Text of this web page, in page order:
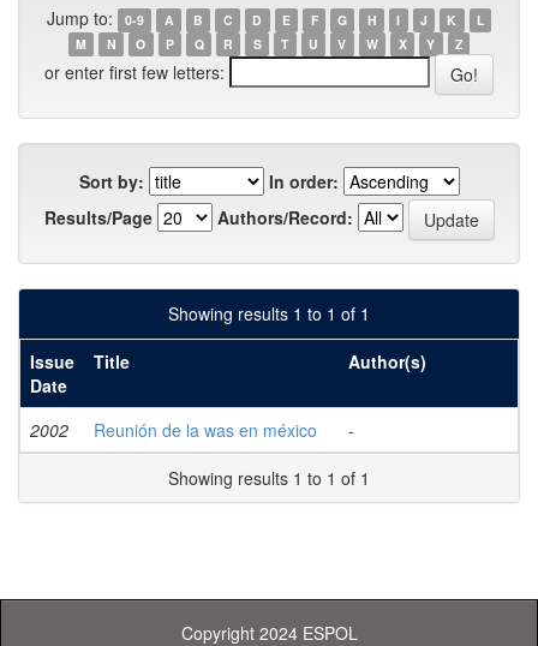
Jump to: 0-9 A B C D E F G H I J K
L
M
N O P Q R S T U V W X Y Z
or enter first few letters:
Sort by:
In order:
Results/Page
Authors/Record:
Showing results 1 to 1 of 1
Issue
Date
Title Author(s)
2002 Reunión de la was en méxico
-
Showing results 1 to 1 of 1
Copyright 2024 ESPOL